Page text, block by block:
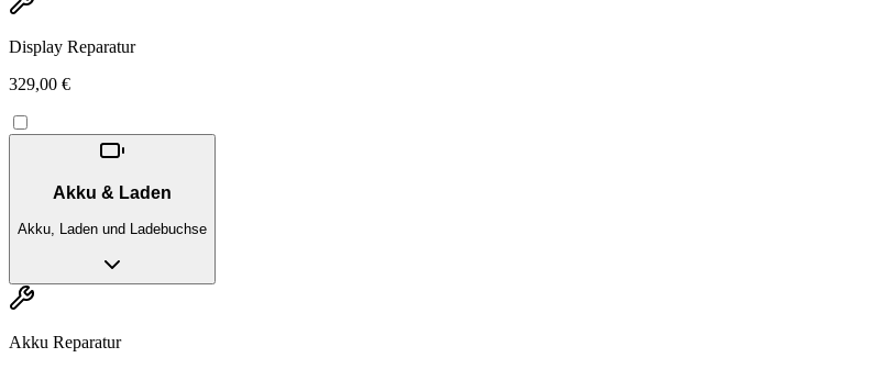
Display Reparatur
329,00 €
Akku & Laden
Akku, Laden und Ladebuchse
Akku Reparatur